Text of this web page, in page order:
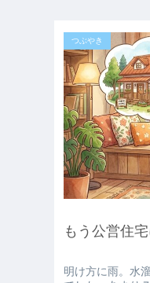
つぶやき
もう公営住
明け方に雨。水